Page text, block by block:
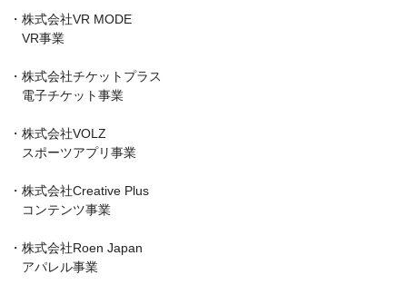
・株式会社VR MODE
VR事業
・株式会社チケットプラス
電子チケット事業
・株式会社VOLZ
スポーツアプリ事業
・株式会社Creative Plus
コンテンツ事業
・株式会社Roen Japan
アパレル事業